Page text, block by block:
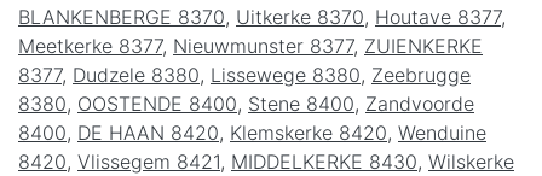
BLANKENBERGE 8370, Uitkerke 8370, Houtave 8377,
Meetkerke 8377, Nieuwmunster 8377, ZUIENKERKE
8377, Dudzele 8380, Lissewege 8380, Zeebrugge
8380, OOSTENDE 8400, Stene 8400, Zandvoorde
8400, DE HAAN 8420, Klemskerke 8420, Wenduine
8420, Vlissegem 8421, MIDDELKERKE 8430, Wilskerke